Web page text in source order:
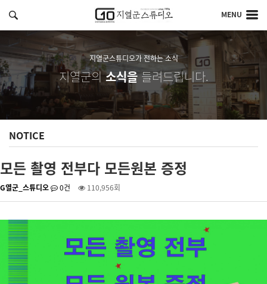
MENU
지열군스튜디오가 전하는 소식
지열군의소식을들려드립니다.
NOTICE
모든 촬영 전부다 모든원본 증정
G열군_스튜디오 0건 110,956회